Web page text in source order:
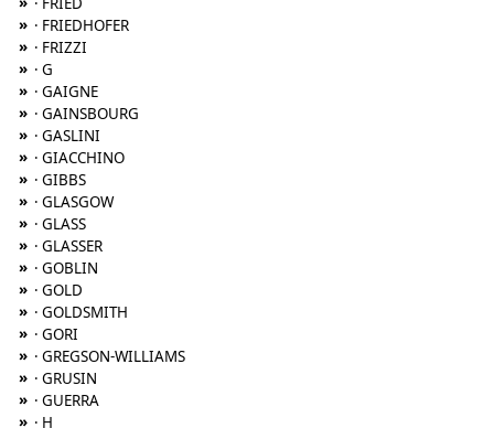
» · FRIEDHOFER
» · FRIZZI
» · G
» · GAIGNE
» · GAINSBOURG
» · GASLINI
» · GIACCHINO
» · GIBBS
» · GLASGOW
» · GLASS
» · GLASSER
» · GOBLIN
» · GOLD
» · GOLDSMITH
» · GORI
» · GREGSON-WILLIAMS
» · GRUSIN
» · GUERRA
» · H